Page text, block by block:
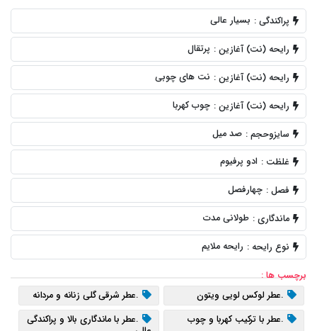
پراکندگی : بسیار عالی
رایحه (نت) آغازین : پرتقال
رایحه (نت) آغازین : نت های چوبی
رایحه (نت) آغازین : چوب کهربا
سایزوحجم : صد میل
غلظت : ادو پرفیوم
فصل : چهارفصل
ماندگاری : طولانی مدت
نوع رایحه : رایحه ملایم
برچسب ها :
.عطر لوکس لویی ویتون
.عطر شرقی گلی زنانه و مردانه
.عطر با ترکیب کهربا و چوب
.عطر با ماندگاری بالا و پراکندگی